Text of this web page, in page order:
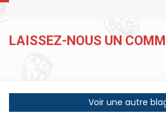
LAISSEZ-NOUS UN
Voir une autre